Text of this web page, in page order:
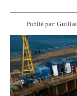
Publié par: